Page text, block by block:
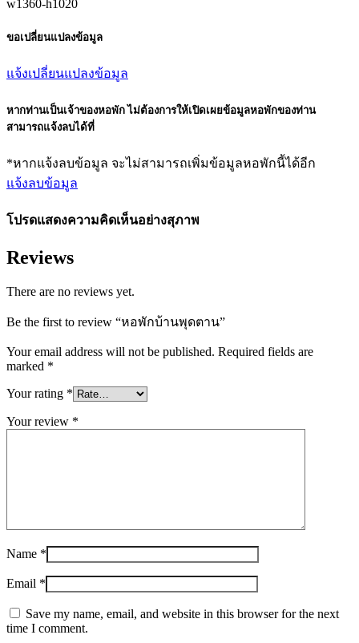
w1360-h1020
ขอเปลี่ยนแปลงข้อมูล
แจ้งเปลี่ยนแปลงข้อมูล
หากท่านเป็นเจ้าของหอพัก ไม่ต้องการให้เปิดเผยข้อมูลหอพักของท่าน
สามารถแจ้งลบได้ที่
*หากแจ้งลบข้อมูล จะไม่สามารถเพิ่มข้อมูลหอพักนี้ได้อีก
แจ้งลบข้อมูล
โปรดแสดงความคิดเห็นอย่างสุภาพ
Reviews
There are no reviews yet.
Be the first to review “หอพักบ้านพุดตาน”
Your email address will not be published. Required fields are
marked *
Your rating *
Your review *
Name *
Email *
Save my name, email, and website in this browser for the next
time I comment.